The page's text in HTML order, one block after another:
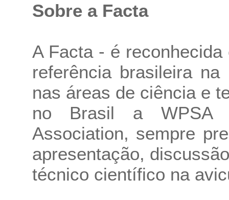
Sobre a Facta
A Facta - é
referência brasileira
nas áreas de ciência e
no Brasil a WPSA
Association, sempre
apresentação,
técnico científico na